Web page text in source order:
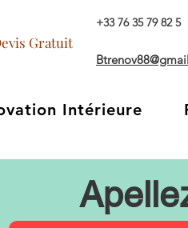
Gratuit
+33 76 35 79 82 5
Intérieure